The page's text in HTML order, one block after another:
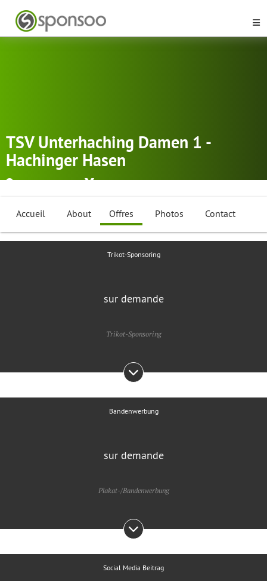
TSV Unterhaching Damen 1 -
Hachinger Hasen
Unterhaching Volleyball
Accueil About Offres Photos Contact
Trikot-Sponsoring
sur demande
Trikot-Sponsoring
Bandenwerbung
sur demande
Plakat-/Bandenwerbung
Social Media Beitrag